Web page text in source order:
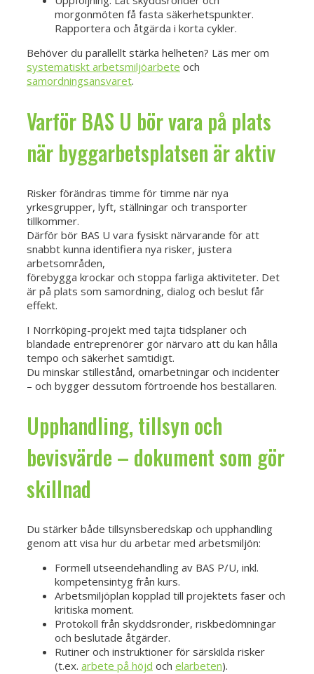
morgonmöten få fasta säkerhetspunkter.
Rapportera och åtgärda i korta cykler.
Behöver du parallellt stärka helheten? Läs mer om
systematiskt arbetsmiljöarbete och
samordningsansvaret.
Varför BAS U bör vara på plats
när byggarbetsplatsen är aktiv
Risker förändras timme för timme när nya
yrkesgrupper, lyft, ställningar och transporter
tillkommer.
Därför bör BAS U vara fysiskt närvarande för att
snabbt kunna identifiera nya risker, justera
arbetsområden,
förebygga krockar och stoppa farliga aktiviteter. Det
är på plats som samordning, dialog och beslut får
effekt.
I Norrköping-projekt med tajta tidsplaner och
blandade entreprenörer gör närvaro att du kan hålla
tempo och säkerhet samtidigt.
Du minskar stillestånd, omarbetningar och incidenter
– och bygger dessutom förtroende hos beställaren.
Upphandling, tillsyn och
bevisvärde – dokument som gör
skillnad
Du stärker både tillsynsberedskap och upphandling
genom att visa hur du arbetar med arbetsmiljön:
Formell utseendehandling av BAS P/U, inkl.
kompetensintyg från kurs.
Arbetsmiljöplan kopplad till projektets faser och
kritiska moment.
Protokoll från skyddsronder, riskbedömningar
och beslutade åtgärder.
Rutiner och instruktioner för särskilda risker
(t.ex. arbete på höjd och elarbeten).